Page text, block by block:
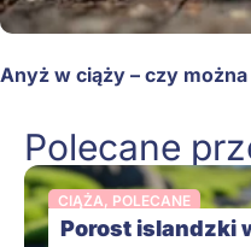
Anyż w ciąży – czy
Polecane
CIĄŻA, POLECANE
Porost islandzki